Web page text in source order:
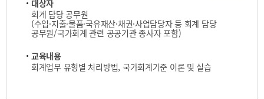
대상자
회계 담당 공무원
(수입·지출·물품·국유재산·채권·사업담당자 등 회계 담당
공무원/국가회계 관련 공공기관 종사자 포함)
교육내용
회계업무 유형별 처리방법, 국가회계기준 이론 및 실습